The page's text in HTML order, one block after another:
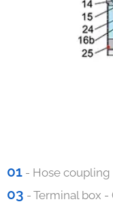
01 - Hose
03 - Terminal box -